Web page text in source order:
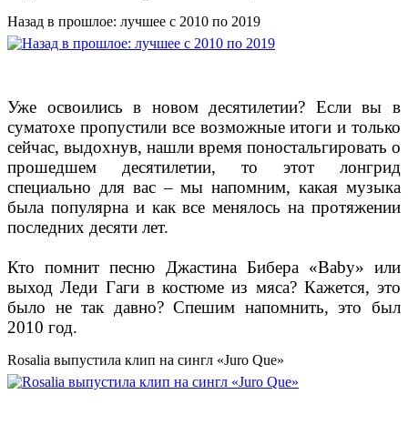
Назад в прошлое: лучшее с 2010 по 2019
Уже освоились в новом десятилетии? Если вы в
суматохе пропустили все возможные итоги и только
сейчас, выдохнув, нашли время поностальгировать о
прошедшем десятилетии, то этот лонгрид
специально для вас – мы напомним, какая музыка
была популярна и как все менялось на протяжении
последних десяти лет.
Кто помнит песню Джастина Бибера «Baby» или
выход Леди Гаги в костюме из мяса? Кажется, это
было не так давно? Спешим напомнить, это был
2010 год.
Rosalia выпустила клип на сингл «Juro Que»